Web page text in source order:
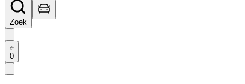
Zoek
0